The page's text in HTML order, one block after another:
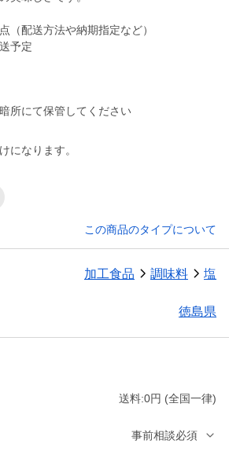
（配送方法や納期指定など）
予定
所にて保管してください
になります。
この商品のタイプについて
加工食品 調味料 塩
徳島県
送料:0円 (全国一律)
事前相談必須